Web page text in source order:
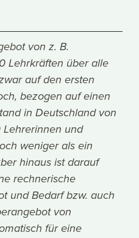
von z. B.
Lehrkräften über alle
auf den ersten
bezogen auf einen
in Deutschland von
und
weniger als ein
hinaus ist darauf
rechnerische
und Bedarf bzw. auch
von
für eine